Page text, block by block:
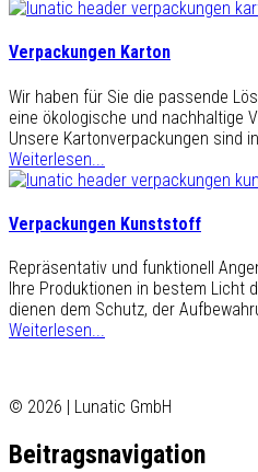
Verpackungen Karton
Wir haben für Sie die passende
eine ökologische und nachhaltige
Unsere Kartonverpackungen sind in
Weiterlesen...
Verpackungen Kunststoff
Repräsentativ und funktionell
Ihre Produktionen in bestem Licht
dienen dem Schutz, der
Weiterlesen...
© 2026 | Lunatic GmbH
Beitragsnavigation